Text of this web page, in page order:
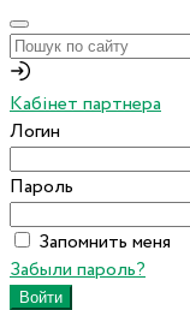
Кабінет партнера
Логин
Пароль
Запомнить меня
Забыли пароль?